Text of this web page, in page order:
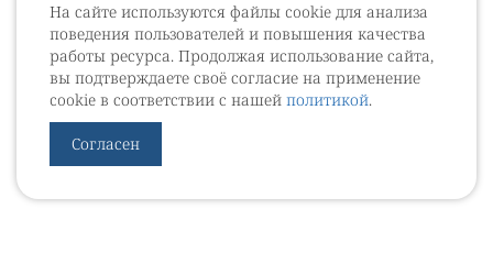
На сайте используются файлы cookie для анализа
поведения пользователей и повышения качества
работы ресурса. Продолжая использование сайта,
вы подтверждаете своё согласие на применение
cookie в соответствии с нашей политикой.
Согласен